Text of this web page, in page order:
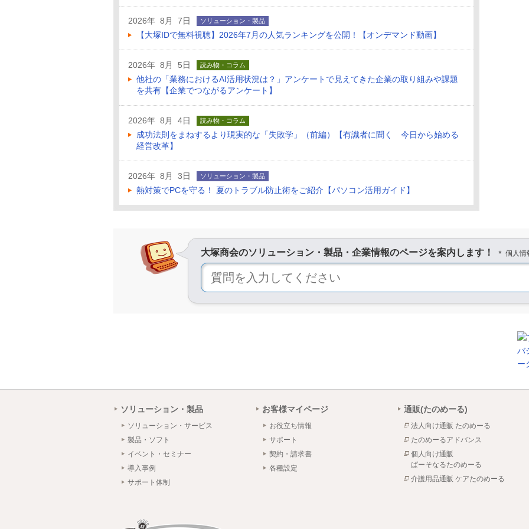
2026年 8月 7日 ソリューション・製品
【大塚IDで無料視聴】2026年7月の人気ランキングを公開！【オンデマンド動画】
2026年 8月 5日 読み物・コラム
他社の「業務におけるAI活用状況は？」アンケートで見えてきた企業の取り組みや課題
を共有【企業でつながるアンケート】
2026年 8月 4日 読み物・コラム
成功法則をまねするより現実的な「失敗学」（前編）【有識者に聞く 今日から始める
経営改革】
2026年 8月 3日 ソリューション・製品
熱対策でPCを守る！ 夏のトラブル防止術をご紹介【パソコン活用ガイド】
大塚商会のソリューション・製品・企業情報のページを案内します！ ＊ 個人
ソリューション・製品
ソリューション・サービス
製品・ソフト
イベント・セミナー
導入事例
サポート体制
お客様マイページ
お役立ち情報
サポート
契約・請求書
各種設定
通販(たのめーる)
法人向け通販 たのめーる
たのめーるアドバンス
個人向け通販
ぱーそなるたのめーる
介護用品通販 ケアたのめーる